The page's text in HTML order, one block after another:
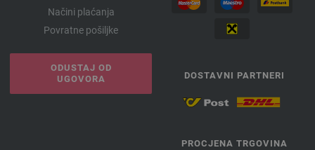
Načini plaćanja
Povratne pošiljke
ODUSTAJ OD
UGOVORA
DOSTAVNI PARTNERI
PROCJENA TRGOVINA